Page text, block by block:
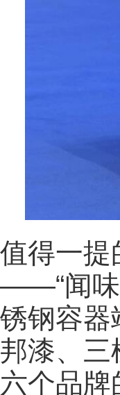
值得一提
——“闻味
锈钢容器
邦漆、三
六个品牌